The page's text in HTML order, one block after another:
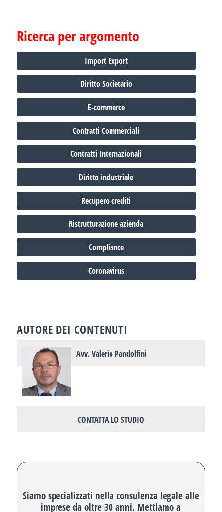
Ricerca per argomento
Import Export
Diritto Societario
E-commerce
Contratti Commerciali
Contratti Internazionali
Diritto industriale
Recupero crediti
Ristrutturazione azienda
Compliance
Coronavirus
AUTORE DEI CONTENUTI
Avv. Valerio Pandolfini
CONTATTA LO STUDIO
Siamo specializzati nella consulenza legale alle
imprese da oltre 30 anni. Mettiamo a